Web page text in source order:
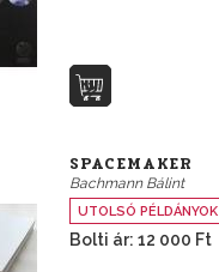
SPACEMAKER
Bachmann Bálint
UTOLSÓ PÉLDÁNYOK
Bolti ár: 12 000 Ft